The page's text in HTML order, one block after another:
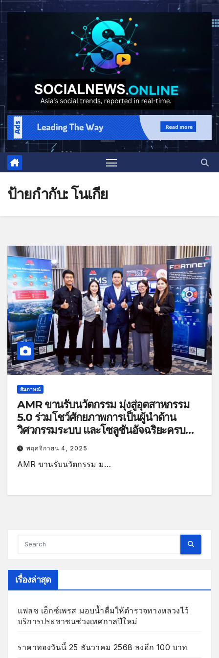
ป้ายกำกับ:โนเกีย
สัมภาษณ์
AMR ขานรับนวัตกรรม มุ่งสู่อุตสาหกรรม
5.0 ร่วมโชว์ศักยภาพการเป็นผู้นำด้าน
วิศวกรรมระบบ และโซลูชันอัจฉริยะครบ
วงจรพฤศจิกายน 4, 2025
AMR ขานรับนวัตกรรม ม…
เรื่องล่าสุด
แฟลช เอ็กซ์เพรส มอบน้ำดื่มให้ตำรวจทางหลวงไว้
บริการประชาชนช่วงเทศกาลปีใหม่
ราคาทองวันนี้ 25 ธันวาคม 2568 ลงอีก 100 บาท